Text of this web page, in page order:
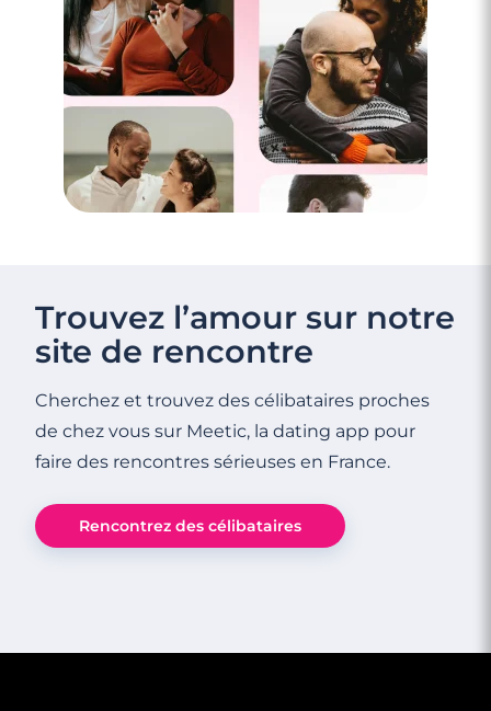
Trouvez l’amour sur notre
site de rencontre
Cherchez et trouvez des célibataires proches
de chez vous sur Meetic, la dating app pour
faire des rencontres sérieuses en France.
Rencontrez des célibataires